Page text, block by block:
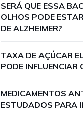
SERÁ QUE ESSA
OLHOS PODE
DE ALZHEIMER?
TAXA DE AÇÚCAR
PODE INFLUENCIAR
MEDICAMENTOS
ESTUDADOS PARA